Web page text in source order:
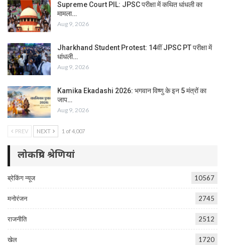
Supreme Court PIL: JPSC परीक्षा में कथित धांधली का
मामला…
Aug 9, 2026
Jharkhand Student Protest: 14वीं JPSC PT परीक्षा में
धांधली…
Aug 9, 2026
Kamika Ekadashi 2026: भगवान विष्णु के इन 5 मंत्रों का
जाप…
Aug 9, 2026
PREV NEXT 1 of 4,007
लोकप्रिय श्रेणियां
ब्रेकिंग न्यूज 10567
मनोरंजन 2745
राजनीति 2512
खेल 1720